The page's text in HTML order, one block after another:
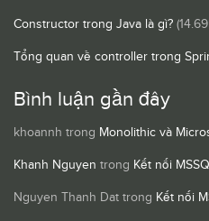
Constructor trong Java là gì?
Tổng quan về controller trong
Bình luận gần đây
khoannh trong Monolithic và
Khanh Nguyen trong Kết nối
Nguyen Thanh Dat trong Kết nối